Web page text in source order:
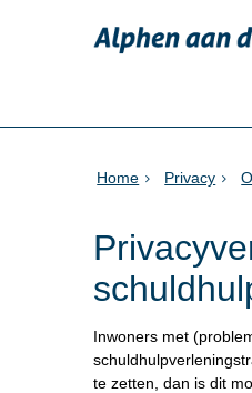
Home Privacy
Inwoners met
te zetten, dan is dit